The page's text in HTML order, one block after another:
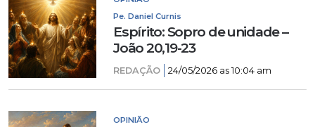
Pe. Daniel Curnis
Espírito: Sopro de unidade –
João 20,19-23
REDAÇÃO 24/05/2026 as 10:04 am
OPINIÃO